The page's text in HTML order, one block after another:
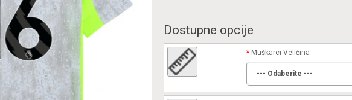
Dostupne opcije
Muškarci Veličina